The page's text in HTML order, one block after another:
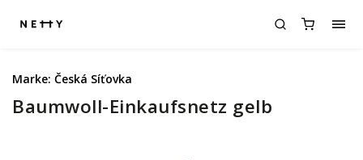
Baumwoll-Einkaufsnetz gelb
Marke: Česká Síťovka